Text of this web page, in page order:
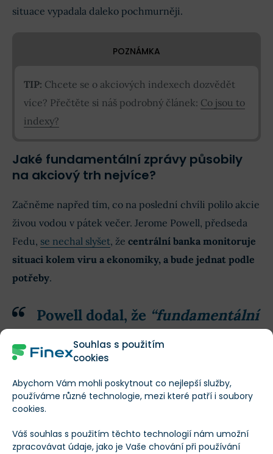
Souhlas s použitím
cookies
Abychom Vám mohli poskytnout co nejlepší služby,
používáme různé technologie, mezi které patří i soubory
cookies.
Váš souhlas s použitím těchto technologií nám umožní
zpracovávat údaje, jako je Vaše chování při používání
situace vypadala daleko pochmurněji.
POZNÁMKA
TIP: Chcete se o akciových indexech dozvědět
více? Přečtěte si náš podrobný článek: Co jsou to
indexy?
Jaké fundamentální zprávy působily
na akciový trh nejvíce?
Začněme napřed tím, co na poslední chvíli polilo akcie
živou vodou v pátek večer. Jerome Powell, předseda
Fedu, se nechal slyšet, že centrální banka monitoruje
situaci kolem viru a ekonomiky, a bude jednat podle
potřeby.
Powell dodal, že “fundamentální
ukazatele ekonomiky zůstávají
silné.”
Přesto trhy v noci z neděle na pondělí otevřely gapem
mírně porostly potom, co seBank of Japan připojila